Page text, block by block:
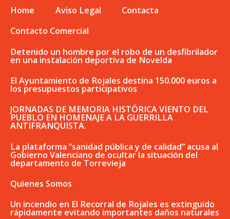
Home Aviso Legal
Contacta
Contacto Comercial
Detenido un hombre por el robo de un desfibrilador
en una instalación deportiva de Novelda
El Ayuntamiento de Rojales destina 150.000 euros a
los presupuestos participativos
JORNADAS DE MEMORIA HISTÓRICA VIENTO DEL
PUEBLO EN HOMENAJE A LA GUERRILLA
ANTIFRANQUISTA.
La plataforma “sanidad pública y de calidad” acusa al
Gobierno Valenciano de ocultar la situación del
departamento de Torrevieja
Quienes Somos
Un incendio en El Recorral de Rojales es extinguido
rápidamente evitando importantes daños naturales